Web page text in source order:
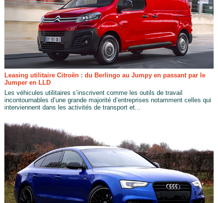
Leasing utilitaire Citroën : du Berlingo au Jumpy en passant par le
Jumper en LLD
Les véhicules utilitaires s’inscrivent comme les outils de travail
incontournables d’une grande majorité d’entreprises notamment celles qui
interviennent dans les activités de transport et...